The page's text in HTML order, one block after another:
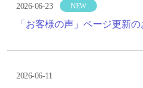
2026-06-23 NEW
「お客様の声」ページ更新
2026-06-11